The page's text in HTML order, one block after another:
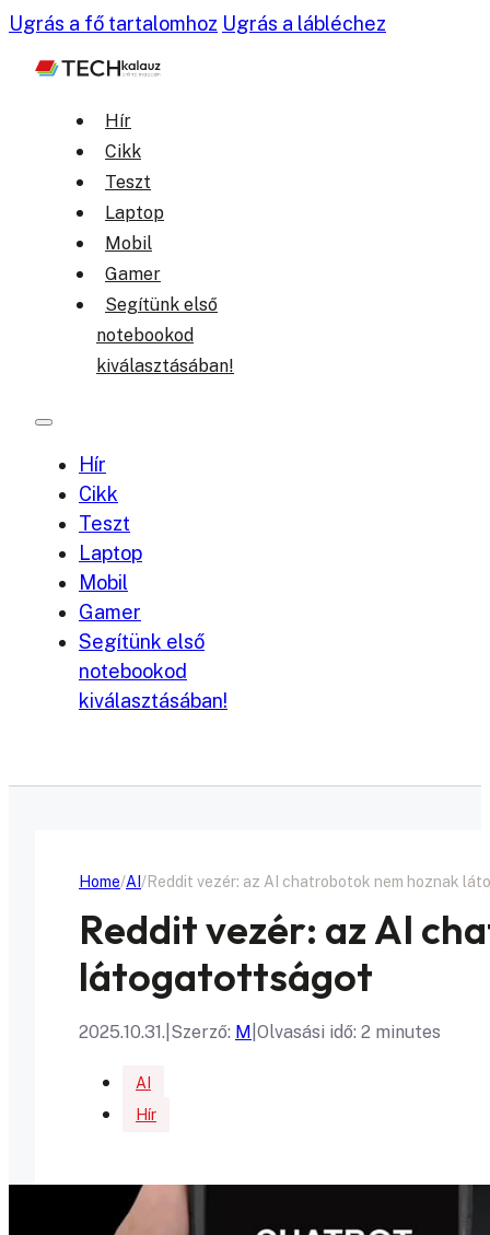
Ugrás a fő tartalomhoz Ugrás a lábléchez
Hír
Cikk
Teszt
Laptop
Mobil
Gamer
Segítünk első
notebookod
kiválasztásában!
Hír
Cikk
Teszt
Laptop
Mobil
Gamer
Segítünk első
notebookod
kiválasztásában!
Home AI Reddit vezér: az AI chatrobotok nem hoznak
Reddit vezér: az AI
látogatottságot
2025.10.31. Szerző: M Olvasási idő: 2 minutes
AI
Hír